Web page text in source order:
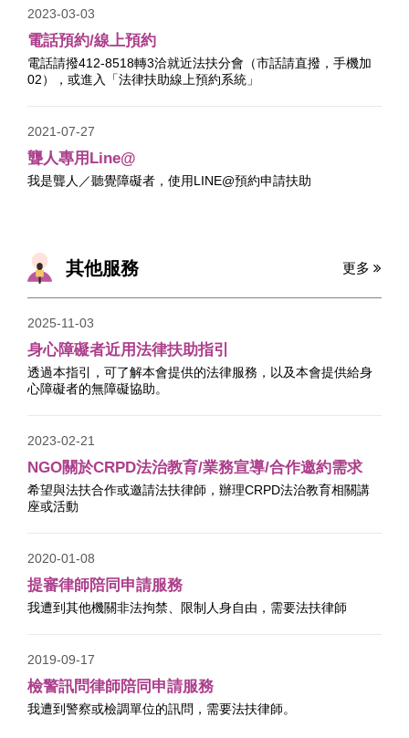
2023-03-03
電話預約/線上預約
電話請撥412-8518轉3洽就近法扶分會（市話請直撥，手機加
02），或進入「法律扶助線上預約系統」
2021-07-27
聾人專用Line@
我是聾人／聽覺障礙者，使用LINE@預約申請扶助
其他服務 更多
2025-11-03
身心障礙者近用法律扶助指引
透過本指引，可了解本會提供的法律服務，以及本會提供給身
心障礙者的無障礙協助。
2023-02-21
NGO關於CRPD法治教育/業務宣導/合作邀約需求
希望與法扶合作或邀請法扶律師，辦理CRPD法治教育相關講
座或活動
2020-01-08
提審律師陪同申請服務
我遭到其他機關非法拘禁、限制人身自由，需要法扶律師
2019-09-17
檢警訊問律師陪同申請服務
我遭到警察或檢調單位的訊問，需要法扶律師。